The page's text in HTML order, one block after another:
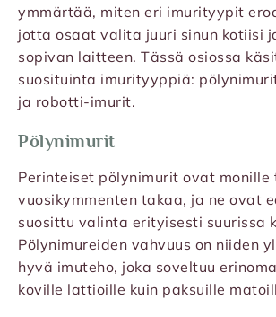
ymmärtää, miten eri imurityypit
jotta osaat valita juuri sinun kotiisi
sopivan laitteen. Tässä osiossa
suosituinta imurityyppiä:
ja robotti-imurit.
Pölynimurit
Perinteiset pölynimurit ovat monille
vuosikymmenten takaa, ja ne ovat
suosittu valinta erityisesti suurissa
Pölynimureiden vahvuus on niiden
hyvä imuteho, joka soveltuu
koville lattioille kuin paksuille